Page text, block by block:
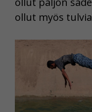
ollut myös